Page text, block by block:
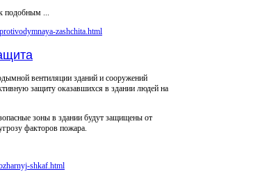
подобным ...
вентиляции зданий и сооружений
защиту оказавшихся в здании людей на
зоны в здании будут защищены от
факторов пожара.